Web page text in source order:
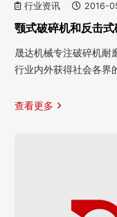
行业资讯 2016-
颚式破碎机和反击
晟达机械专注破碎机耐
行业内外获得社会各界
查看更多